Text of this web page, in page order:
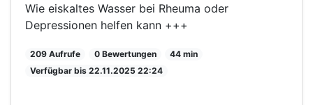
Wie eiskaltes Wasser bei Rheuma oder
Depressionen helfen kann +++
209 Aufrufe 0 Bewertungen
44 min
Verfügbar bis 22.11.2025 22:24